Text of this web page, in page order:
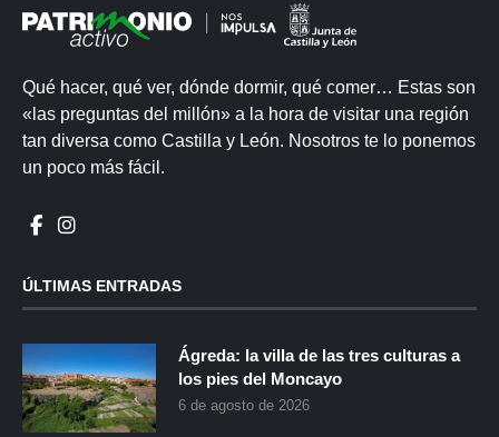
Qué hacer, qué ver, dónde dormir, qué comer… Estas son
«las preguntas del millón» a la hora de visitar una región
tan diversa como Castilla y León. Nosotros te lo ponemos
un poco más fácil.
ÚLTIMAS ENTRADAS
Ágreda: la villa de las tres culturas a
los pies del Moncayo
6 de agosto de 2026